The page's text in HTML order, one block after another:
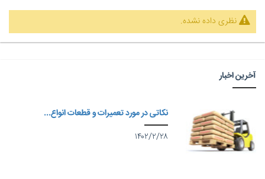
نظری داده نشده.
آخرین اخبار
نکاتی در مورد تعمیرات و قطعات انواع...
۱۴۰۲/۲/۲۸